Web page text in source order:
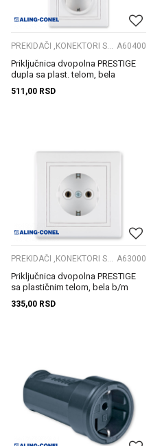
A60400
Priključnica dvopolna PRESTIGE
dupla sa plast. telom, bela
511,00 RSD
PREKIDAČI ,KONEKTORI S. GRLA A63000
Priključnica dvopolna PRESTIGE
sa plastičnim telom, bela b/m
335,00 RSD